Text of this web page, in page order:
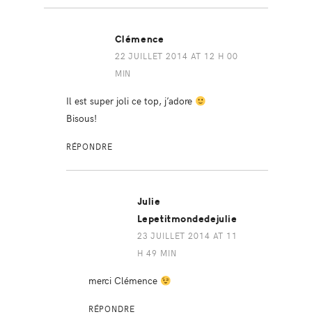
Clémence
22 JUILLET 2014 AT 12 H 00
MIN
Il est super joli ce top, j’adore
Bisous!
RÉPONDRE
Julie
Lepetitmondedejulie
23 JUILLET 2014 AT 11
H 49 MIN
merci Clémence
RÉPONDRE